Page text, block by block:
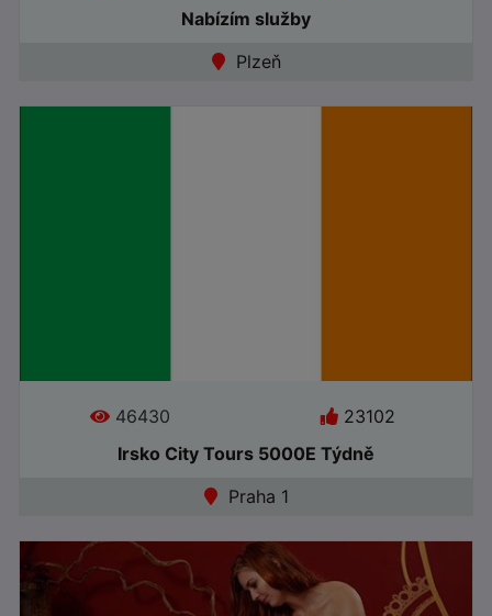
Nabízím služby
Plzeň
46430
23102
Irsko City Tours 5000E Týdně
Praha 1
●